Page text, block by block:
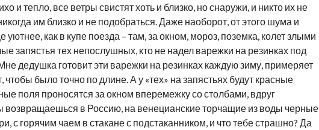
и тепло, все ветры свистят хоть и близко, но снаружи, и никто их не
им близко и не подобраться. Даже наоборот, от этого шума и
как в купе поезда – там, за окном, мороз, поземка, колет злыми
запястья тех непослушных, кто не надел варежки на резинках под
дедушка готовит эти варежки на резинках каждую зиму, примеряет
чтобы было точно по длине. А у «тех» на запястьях будут красные
поля проносятся за окном вперемежку со столбами, вдруг
возвращаешься в Россию, на венецианские торчащие из воды черные
с горячим чаем в стакане с подстаканником, и что тебе страшно? Да